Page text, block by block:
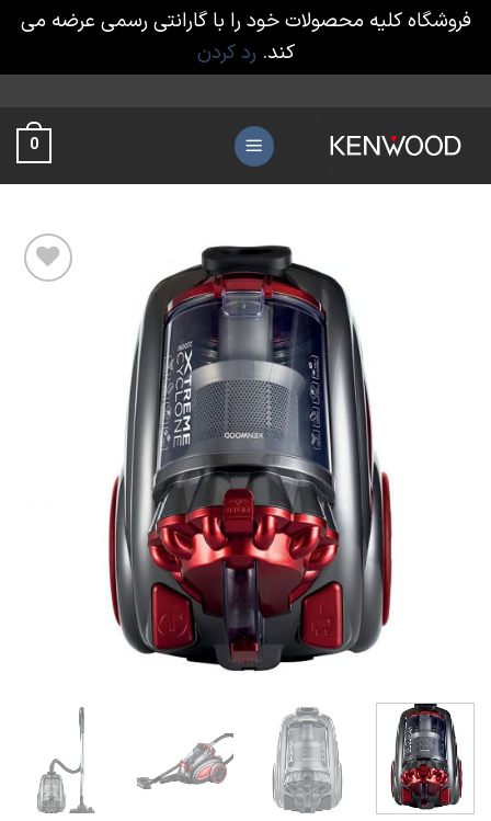
فروشگاه کلیه محصولات خود را با گارانتی رسمی عرضه می
کند. رد کردن
content
0